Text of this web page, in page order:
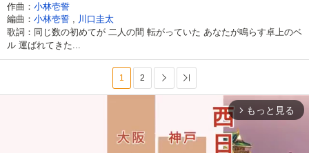
作曲： 小林壱誓
編曲： 小林壱誓 川口圭太
歌詞：同じ数の初めてが 二人の間 転がっていた あなたが鳴らす卓上のベ
ル 運ばれてきた...
1 2 次へ
arrow_forward_ios もっと見る